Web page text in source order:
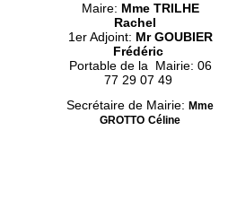
Maire: Mme TRILHE
Rachel
1er Adjoint: Mr GOUBIER
Frédéric
Portable de la Mairie: 06
77 29 07 49
Secrétaire de Mairie: Mme
GROTTO Céline